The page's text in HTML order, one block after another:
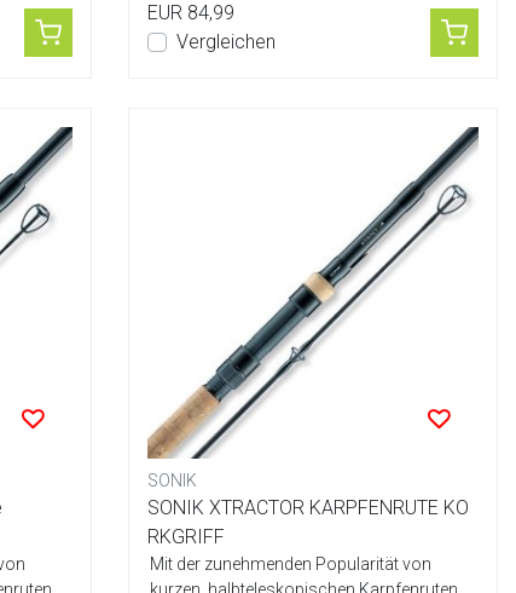
EUR 84,99
Vergleichen
SONIK
SONIK XTRACTOR KARPFENRUTE KO
RKGRIFF
Mit der zunehmenden Popularität von